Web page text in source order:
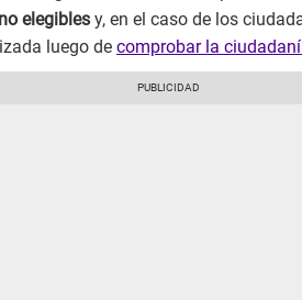
elegibles y, en el caso de los
luego de comprobar la